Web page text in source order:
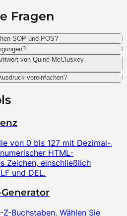
Fragen
SOP und POS?
von Quine-McCluskey
vereinfachen?
von 0 bis 127 mit Dezimal-,
HTML-
Zeichen, einschließlich
und DEL.
Buchstaben. Wählen Sie